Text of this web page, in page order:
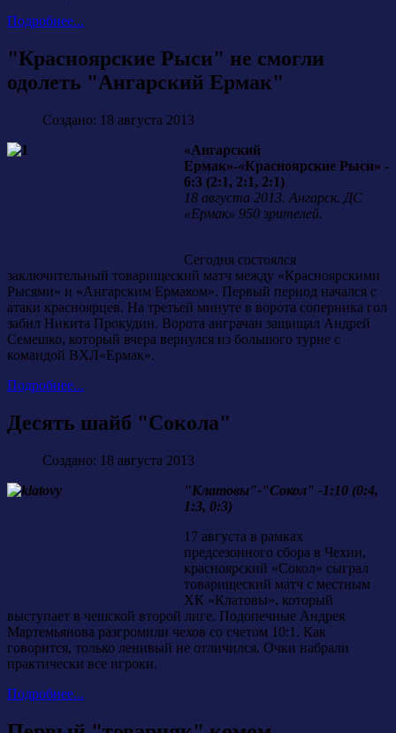
Подробнее...
"Красноярские Рыси" не смогли
одолеть "Ангарский Ермак"
Создано: 18 августа 2013
«Ангарский
Ермак»-«Красноярские Рыси» -
6:3 (2:1, 2:1, 2:1)
18 августа 2013. Ангарск. ДС
«Ермак» 950 зрителей.
Сегодня состоялся
заключительный товарищеский матч между «Красноярскими
Рысями» и «Ангарским Ермаком». Первый период начался с
атаки красноярцев. На третьей минуте в ворота соперника гол
забил Никита Прокудин. Ворота анграчан защищал Андрей
Семешко, который вчера вернулся из большого турне с
командой ВХЛ«Ермак».
Подробнее...
Десять шайб "Сокола"
Создано: 18 августа 2013
"Клатовы"-"Сокол" -1:10 (0:4,
1:3, 0:3)
17 августа в рамках
предсезонного сбора в Чехии,
красноярский «Сокол» сыграл
товарищеский матч с местным
ХК «Клатовы», который
выступает в чешской второй лиге. Подопечные Андрея
Мартемьянова разгромили чехов со счетом 10:1. Как
говорится, только ленивый не отличился. Очки набрали
практически все игроки.
Подробнее...